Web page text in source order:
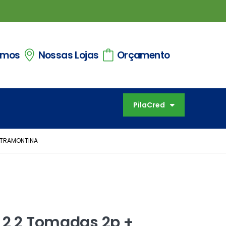
Nossas Lojas Orçamento
PilaCred